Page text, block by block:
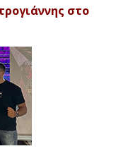
στο